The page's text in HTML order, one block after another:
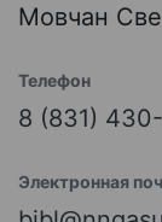
Мовчан
Телефон
8 (831)
Электронная